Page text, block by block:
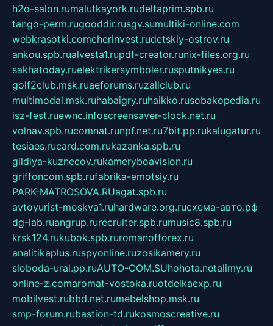
h2o-salon.rumalutkayork.rudeltaprim.spb.ru
tango-perm.rugooddir.rusgv.sumultiki-online.com
webkrasotki.comcherinvest.rudetskiy-ostrov.ru
ankou.spb.rualvesta1.rupdf-creator.runix-files.org.ru
sakhatoday.ruelektrikersymboler.rusputnikyes.ru
golf2club.msk.ruaeforums.ruzallclub.ru
multimodal.msk.ruhabaigry.ruhaikko.rusobakopedia.ru
isz-fest.ruewnc.infoscreensaver-clock.net.ru
volnav.spb.rucomnat.runpf.net.ru7bit.pp.rukalugatur.ru
tesiaes.rucard.com.rukazanka.spb.ru
gildiya-kuznecov.rukameryboavision.ru
griffoncom.spb.rufabrika-emotsiy.ru
PARK-MATROSOVA.RUagat.spb.ru
avtoyurist-moskva1.ruhardware.org.ruсхема-авто.рф
dg-lab.ruangrup.rurecruiter.spb.rumusic8.spb.ru
krsk124.rukubok.spb.ruromanofforex.ru
analitikaplus.ruspyonline.ruzosikamery.ru
sloboda-ural.pp.ruAUTO-COM.SUhohota.netalimy.ru
online-z.comaromat-vostoka.ruotdelkaexp.ru
mobilvest.rubbd.net.rumebelshop.msk.ru
smp-forum.rubastion-td.rukosmoscreative.ru